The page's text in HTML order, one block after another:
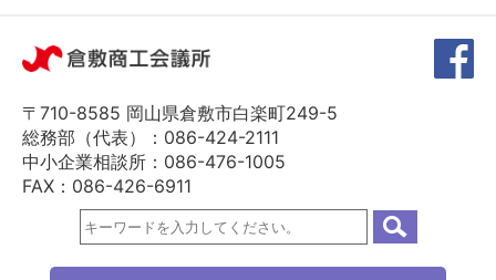
〒710-8585 岡山県倉敷市白楽町249-5
総務部（代表）：086-424-2111
中小企業相談所：086-476-1005
FAX：086-426-6911